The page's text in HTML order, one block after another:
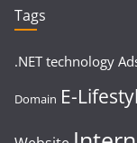
Tags
.NET technology
Domain E-